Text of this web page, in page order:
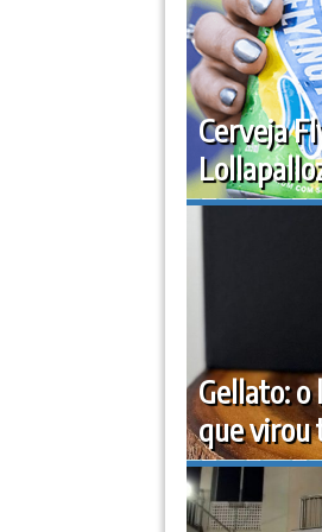
Cerveja
Gellato: o
que virou